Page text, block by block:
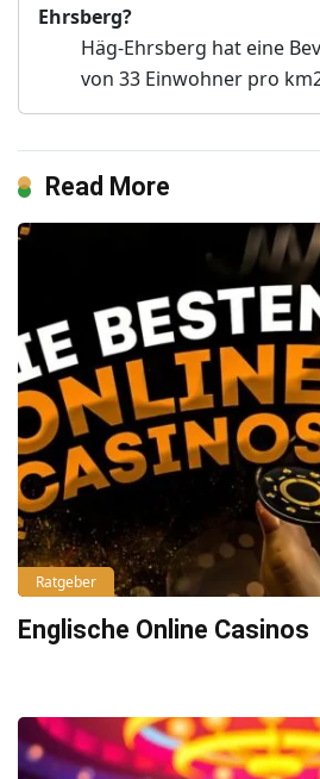
Ehrsberg?
Häg-Ehrsberg hat eine
von 33 Einwohner pro
Read More
Ratgeber
Englische Online Casinos